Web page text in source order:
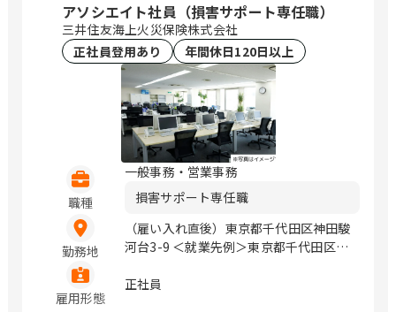
アソシエイト社員（損害サポート専任職）
三井住友海上火災保険株式会社
正社員登用あり
年間休日120日以上
職種
一般事務・営業事務
損害サポート専任職
勤務地
（雇い入れ直後）東京都千代田区神田駿
河台3-9 ＜就業先例＞東京都千代田区神
町
雇用形態
正社員